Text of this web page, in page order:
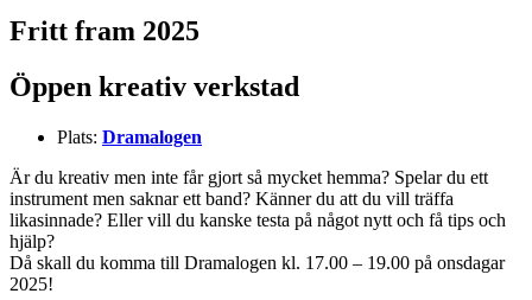
Fritt fram 2025
Öppen kreativ verkstad
Plats: Dramalogen
Är du kreativ men inte får gjort så mycket hemma? Spelar du ett
instrument men saknar ett band? Känner du att du vill träffa
likasinnade? Eller vill du kanske testa på något nytt och få tips och
hjälp?
Då skall du komma till Dramalogen kl. 17.00 – 19.00 på onsdagar
2025!